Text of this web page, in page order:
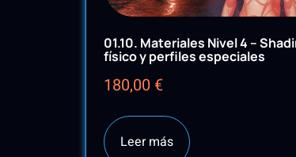
01.10. Materiales Nivel 4 –
físico y perfiles especiales
180,00 €
Leer más